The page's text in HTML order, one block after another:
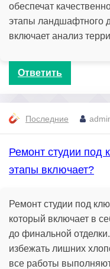
обеспечат
этапы ландшафтного
включает анализ
Ответить
Последние
Ремонт студии под
этапы включает?
Ремонт студии под
который включает в
до финальной
избежать лишних
все работы